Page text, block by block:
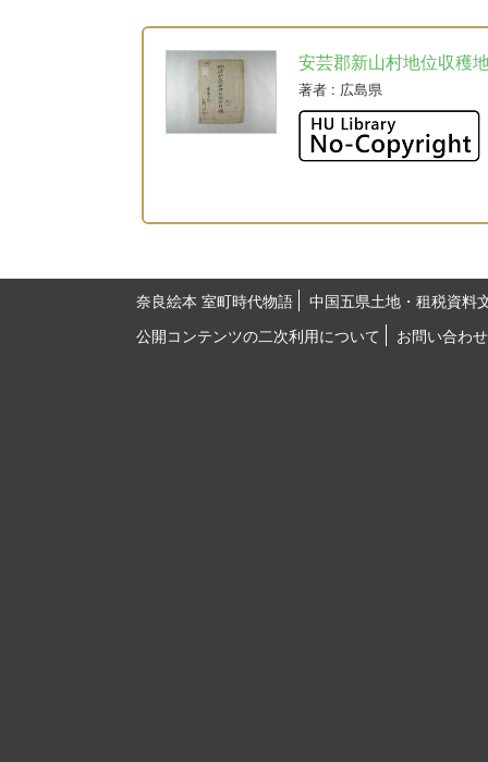
安芸郡新山村地位収穫
著者 : 広島県
奈良絵本 室町時代物語
中国五県土地・租税資料
公開コンテンツの二次利用について
お問い合わせ